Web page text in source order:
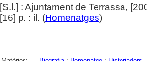
[S.l.] : Ajuntament de Terrassa,
[16] p. : il. (Homenatges)